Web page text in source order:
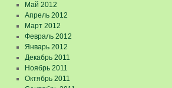
Май 2012
Апрель 2012
Март 2012
Февраль 2012
Январь 2012
Декабрь 2011
Ноябрь 2011
Октябрь 2011